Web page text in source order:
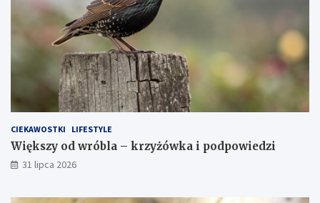
CIEKAWOSTKI LIFESTYLE
Większy od wróbla – krzyżówka i podpowiedzi
31 lipca 2026